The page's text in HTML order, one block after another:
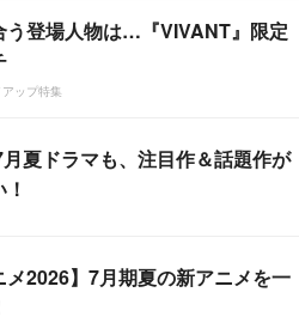
う登場人物は…『VIVANT』限定
ップ特集
夏ドラマも、注目作＆話題作が
メ2026】7月期夏の新アニメを一